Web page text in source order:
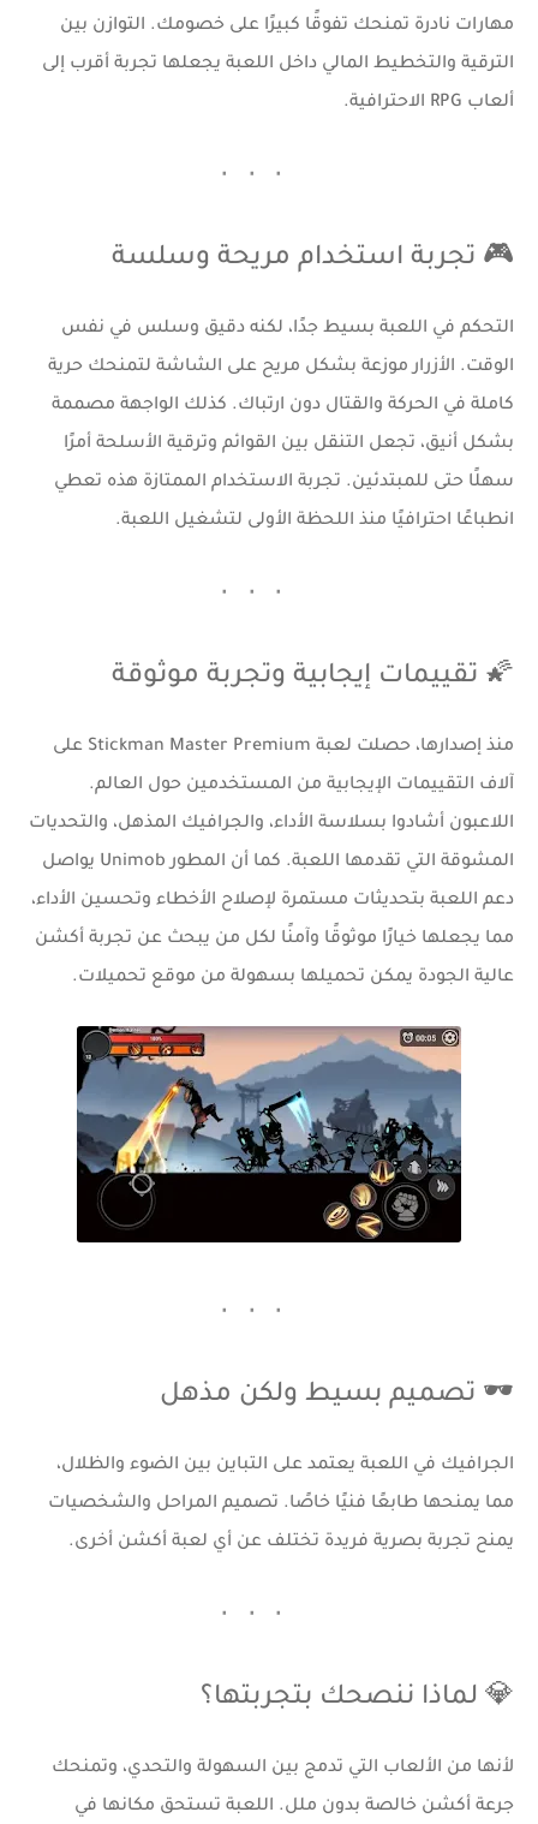
مهارات نادرة تمنحك تفوقًا كبيرًا على خصومك. التوازن بين
الترقية والتخطيط المالي داخل اللعبة يجعلها تجربة أقرب إلى
ألعاب RPG الاحترافية.
🎮 تجربة استخدام مريحة وسلسة
التحكم في اللعبة بسيط جدًا، لكنه دقيق وسلس في نفس
الوقت. الأزرار موزعة بشكل مريح على الشاشة لتمنحك حرية
كاملة في الحركة والقتال دون ارتباك. كذلك الواجهة مصممة
بشكل أنيق، تجعل التنقل بين القوائم وترقية الأسلحة أمرًا
سهلًا حتى للمبتدئين. تجربة الاستخدام الممتازة هذه تعطي
انطباعًا احترافيًا منذ اللحظة الأولى لتشغيل اللعبة.
🌠 تقييمات إيجابية وتجربة موثوقة
منذ إصدارها، حصلت لعبة Stickman Master Premium على
آلاف التقييمات الإيجابية من المستخدمين حول العالم.
اللاعبون أشادوا بسلاسة الأداء، والجرافيك المذهل، والتحديات
المشوقة التي تقدمها اللعبة. كما أن المطور Unimob يواصل
دعم اللعبة بتحديثات مستمرة لإصلاح الأخطاء وتحسين الأداء،
مما يجعلها خيارًا موثوقًا وآمنًا لكل من يبحث عن تجربة أكشن
عالية الجودة يمكن تحميلها بسهولة من موقع تحميلات.
🕶️ تصميم بسيط ولكن مذهل
الجرافيك في اللعبة يعتمد على التباين بين الضوء والظلال،
مما يمنحها طابعًا فنيًا خاصًا. تصميم المراحل والشخصيات
يمنح تجربة بصرية فريدة تختلف عن أي لعبة أكشن أخرى.
💎 لماذا ننصحك بتجربتها؟
لأنها من الألعاب التي تدمج بين السهولة والتحدي، وتمنحك
جرعة أكشن خالصة بدون ملل. اللعبة تستحق مكانها في